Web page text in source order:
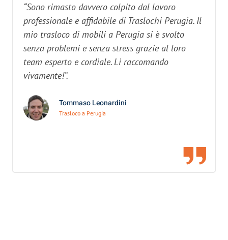
“Sono rimasto davvero colpito dal lavoro
professionale e affidabile di Traslochi Perugia. Il
mio trasloco di mobili a Perugia si è svolto
senza problemi e senza stress grazie al loro
team esperto e cordiale. Li raccomando
vivamente!”.
Tommaso Leonardini
Trasloco a Perugia